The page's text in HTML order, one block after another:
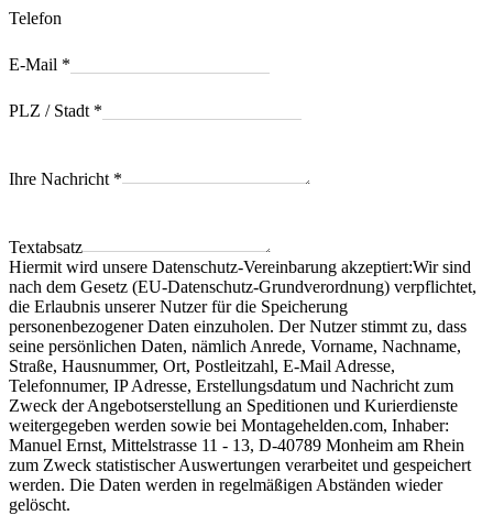
Telefon
E-Mail *
PLZ / Stadt *
Ihre Nachricht *
Textabsatz
Hiermit wird unsere Datenschutz-Vereinbarung akzeptiert:Wir sind
nach dem Gesetz (EU-Datenschutz-Grundverordnung) verpflichtet,
die Erlaubnis unserer Nutzer für die Speicherung
personenbezogener Daten einzuholen. Der Nutzer stimmt zu, dass
seine persönlichen Daten, nämlich Anrede, Vorname, Nachname,
Straße, Hausnummer, Ort, Postleitzahl, E-Mail Adresse,
Telefonnumer, IP Adresse, Erstellungsdatum und Nachricht zum
Zweck der Angebotserstellung an Speditionen und Kurierdienste
weitergegeben werden sowie bei Montagehelden.com, Inhaber:
Manuel Ernst, Mittelstrasse 11 - 13, D-40789 Monheim am Rhein
zum Zweck statistischer Auswertungen verarbeitet und gespeichert
werden. Die Daten werden in regelmäßigen Abständen wieder
gelöscht.